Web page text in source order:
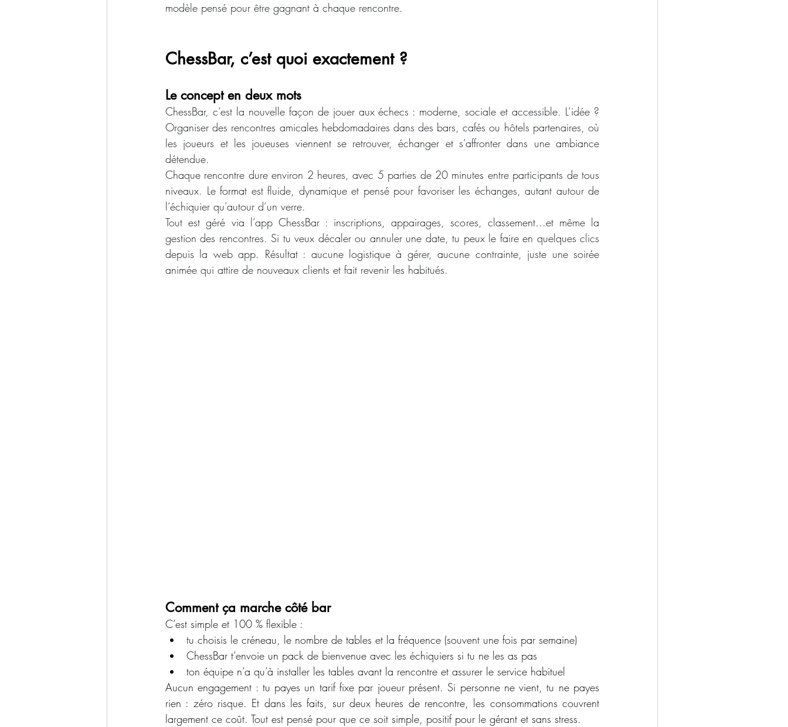
modèle pensé pour être gagnant à chaque rencontre.
ChessBar, c’est quoi exactement ?
Le concept en deux mots
ChessBar, c’est la nouvelle façon de jouer aux échecs : moderne, sociale et accessible. L’idée ?
Organiser des rencontres amicales hebdomadaires dans des bars, cafés ou hôtels partenaires, où
les joueurs et les joueuses viennent se retrouver, échanger et s’affronter dans une ambiance
détendue.
Chaque rencontre dure environ 2 heures, avec 5 parties de 20 minutes entre participants de tous
niveaux. Le format est fluide, dynamique et pensé pour favoriser les échanges, autant autour de
l’échiquier qu’autour d’un verre.
Tout est géré via l’app ChessBar : inscriptions, appairages, scores, classement…et même la
gestion des rencontres. Si tu veux décaler ou annuler une date, tu peux le faire en quelques clics
depuis la web app. Résultat : aucune logistique à gérer, aucune contrainte, juste une soirée
animée qui attire de nouveaux clients et fait revenir les habitués.
Comment ça marche côté bar
C’est simple et 100 % flexible :
tu choisis le créneau, le nombre de tables et la fréquence (souvent une fois par semaine)
ChessBar t’envoie un pack de bienvenue avec les échiquiers si tu ne les as pas
ton équipe n’a qu’à installer les tables avant la rencontre et assurer le service habituel
Aucun engagement : tu payes un tarif fixe par joueur présent. Si personne ne vient, tu ne payes
rien : zéro risque. Et dans les faits, sur deux heures de rencontre, les consommations couvrent
largement ce coût. Tout est pensé pour que ce soit simple, positif pour le gérant et sans stress.